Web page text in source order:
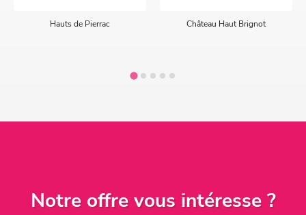
Hauts de Pierrac Château Haut Brignot
Notre offre vous intéresse ?